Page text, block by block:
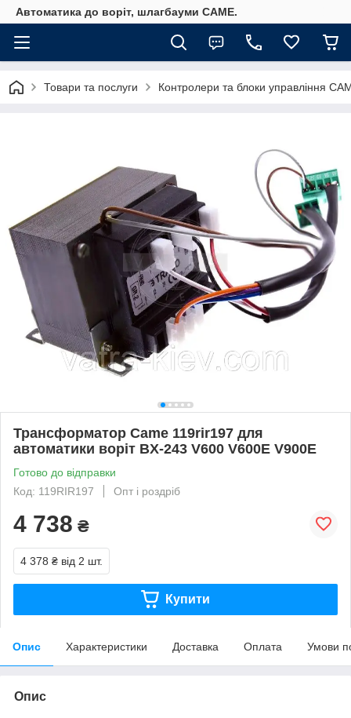
Автоматика до воріт, шлагбауми CAME.
Товари та послуги Контролери та блоки управління
Трансформатор Came 119rir197 для
автоматики воріт BX-243 V600 V600E V900E
Готово до відправки
Код: 119RIR197
Опт і роздріб
4 738 ₴
4 378 ₴ від 2 шт.
Купити
Опис Характеристики Доставка Оплата Умови
Опис